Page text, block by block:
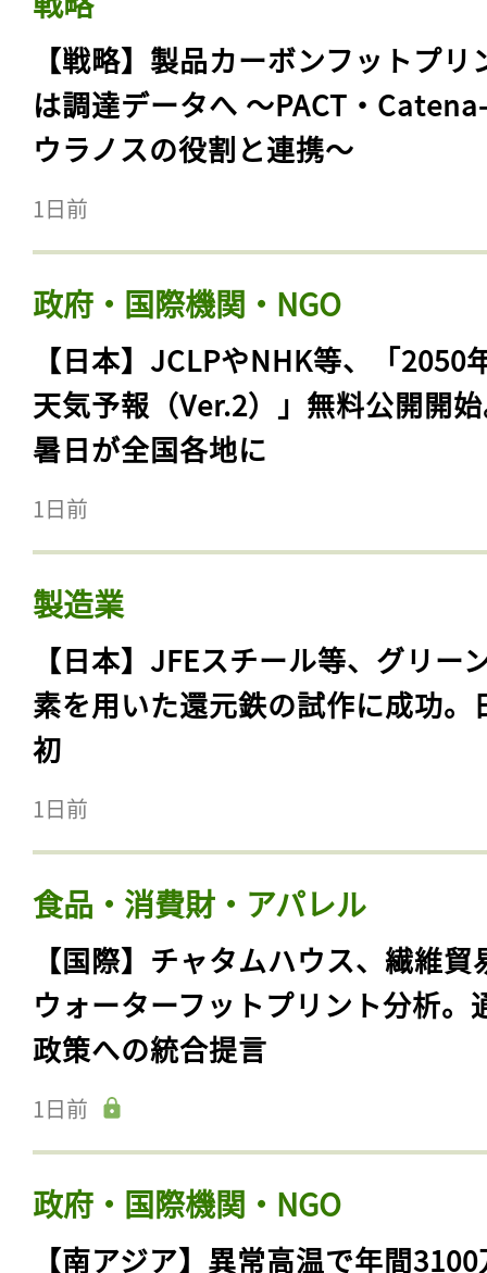
【戦略】製品カーボンフットプリ
は調達データへ 〜PACT・
ウラノスの役割と連携〜
1日前
政府・国際機関・NGO
【日本】JCLPやNHK等、「2050
天気予報（Ver.2）」無料公開開
暑日が全国各地に
1日前
製造業
【日本】JFEスチール等、グリー
素を用いた還元鉄の試作に成功。
初
1日前
食品・消費財・アパレル
【国際】チャタムハウス、繊維貿
ウォーターフットプリント分析。
政策への統合提言
1日前
政府・国際機関・NGO
【南アジア】異常高温で年間